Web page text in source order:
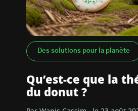
Des solutions pour la planète
Qu’est-ce que la
du donut ?